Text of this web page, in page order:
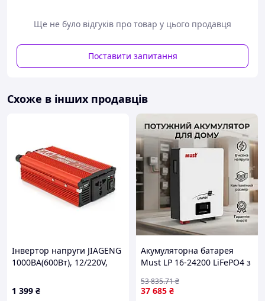
чотиришарова конструкція плати може значно
Компанія Ginlong Technologies додала нову лінійку
трьохфазних моделей, інвертори сонячної батареї Solis
лінійку інверторів моделей 5G. Цей новий інвертор
потрапив до списку сонячних електростанцій (CEC).
Основні особливості даного мережевого
Ще не було відгуків про товар у цього продавця
Поставити запитання
Схоже в інших продавців
Інвертор напруги JIAGENG
1000ВА(600Вт), 12/220V,
універсальна розетка,
клем + крокодили, Red, Box
1 399 ₴
Акумуляторна батарея
Must LP 16-24200 LiFePO4 з
напругою 25.6 В для дачі із
сонячними панелями, 5
37 685 ₴
53 835.71₴